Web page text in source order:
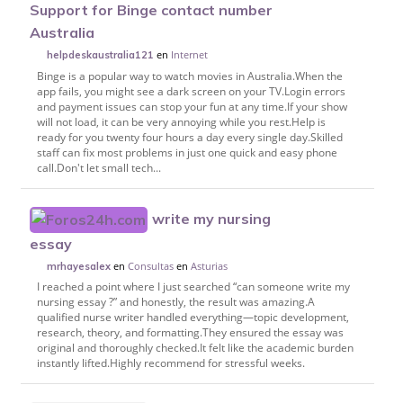
Support for Binge contact number
Australia
helpdeskaustralia121 en Internet
Binge is a popular way to watch movies in Australia.When the
app fails, you might see a dark screen on your TV.Login errors
and payment issues can stop your fun at any time.If your show
will not load, it can be very annoying while you rest.Help is
ready for you twenty four hours a day every single day.Skilled
staff can fix most problems in just one quick and easy phone
call.Don't let small tech...
write my nursing
essay
mrhayesalex enConsultas enAsturias
I reached a point where I just searched “can someone write my
nursing essay ?” and honestly, the result was amazing.A
qualified nurse writer handled everything—topic development,
research, theory, and formatting.They ensured the essay was
original and thoroughly checked.It felt like the academic burden
instantly lifted.Highly recommend for stressful weeks.